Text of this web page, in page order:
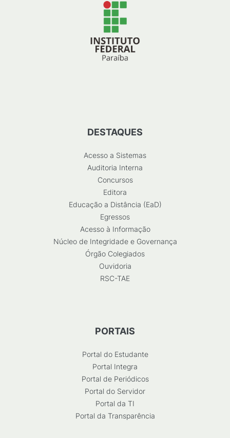
DESTAQUES
Acesso a Sistemas
Auditoria Interna
Concursos
Editora
Educação a Distância (EaD)
Egressos
Acesso à Informação
Núcleo de Integridade e Governança
Órgão Colegiados
Ouvidoria
RSC-TAE
PORTAIS
Portal do Estudante
Portal Integra
Portal de Periódicos
Portal do Servidor
Portal da TI
Portal da Transparência